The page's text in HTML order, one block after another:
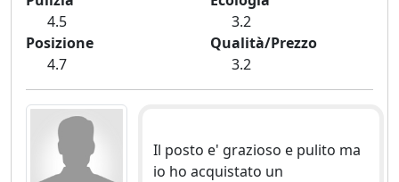
4.5
3.2
Posizione
4.7
Qualità/Prezzo
3.2
Il posto e' grazioso e pulito ma
io ho acquistato un